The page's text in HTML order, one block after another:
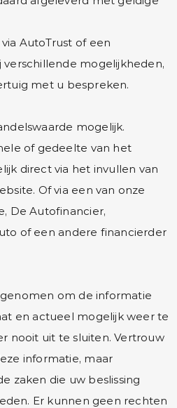
AutoTrust of een
mogelijkheden,
met u bespreken.
mogelijk.
of gedeelte van het
direct via het invullen van
Of via een van onze
De Autofinancier,
of een andere financierder
om de informatie
en actueel mogelijk weer te
nooit uit te sluiten. Vertrouw
informatie, maar
zaken die uw beslissing
Er kunnen geen rechten